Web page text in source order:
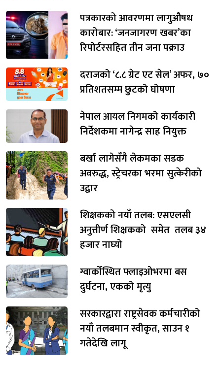
पत्रकारको आवरणमा लागुऔषध
कारोबार: ‘जनजागरण खबर’का
रिपोर्टरसहित तीन जना पक्राउ
दराजको ‘८.८ ग्रेट एट सेल’ अफर, ७०
प्रतिशतसम्म छुटको घोषणा
नेपाल आयल निगमको कार्यकारी
निर्देशकमा नागेन्द्र साह नियुक्त
बर्खा लागेसँगै लेकमका सडक
अवरुद्ध, स्ट्रेचरका भरमा सुत्केरीको
उद्वार
शिक्षकको नयाँ तलब: एसएलसी
अनुत्तीर्ण शिक्षकको समेत तलब ३४
हजार नाघ्यो
ग्वार्कोस्थित फ्लाइओभरमा बस
दुर्घटना, एकको मृत्यु
सरकारद्वारा राष्ट्रसेवक कर्मचारीको
नयाँ तलबमान स्वीकृत, साउन १
गतेदेखि लागू